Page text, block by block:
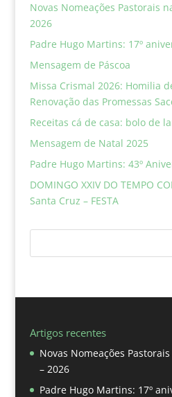
Novas Nomeações Pastorais
2026
Padre Hugo Martins: 17º
Mensagem de Páscoa
Missa Crismal 2026: Homilia
Renovação das Promessas
Receitas cá de casa: bolo de
Mensagem de Natal 2025
Padre Hugo Martins: 43º
DOMINGO XXIV DO TEMPO
Santa Cruz – FESTA
Artigos recentes
Novas Nomeações
– 2026
Padre Hugo Martins: 17º